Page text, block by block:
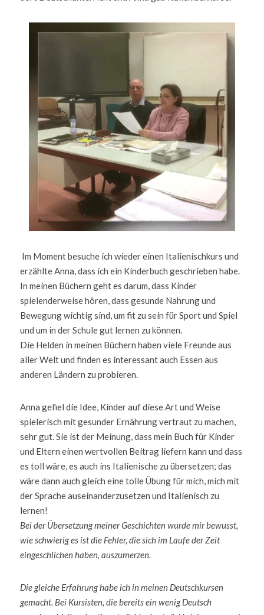
erzählte Anna, dass ich ein Kinderbuch geschrieben habe.
In meinen Büchern geht es darum, dass Kinder
spielenderweise hören, dass gesunde Nahrung und
Bewegung wichtig sind, um fit zu sein für Sport und Spiel
und um in der Schule gut lernen zu können.
Die Helden in meinen Büchern haben viele Freunde aus
aller Welt und finden es interessant auch Essen aus
anderen Ländern zu probieren.
Anna gefiel die Idee, Kinder auf diese Art und Weise
spielerisch mit gesunder Ernährung vertraut zu machen,
sehr gut. Sie ist der Meinung, dass mein Buch für Kinder
und Eltern einen wertvollen Beitrag liefern kann und dass
es toll wäre, es auch ins Italienische zu übersetzen; das
wäre dann auch gleich eine tolle Übung für mich, mich mit
der Sprache auseinanderzusetzen und Italienisch zu
Bei der Übersetzung meiner Geschichten wurde mir bewusst,
wie schwierig es ist die Fehler, die sich im Laufe der Zeit
eingeschlichen haben, auszumerzen.
Die gleiche Erfahrung habe ich in meinen Deutschkursen
gemacht. Bei Kursisten, die bereits ein wenig Deutsch